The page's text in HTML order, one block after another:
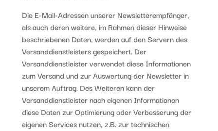
Die E-Mail-Adressen unserer Newsletterempfänger,
als auch deren weitere, im Rahmen dieser Hinweise
beschriebenen Daten, werden auf den Servern des
Versanddienstleisters gespeichert. Der
Versanddienstleister verwendet diese Informationen
zum Versand und zur Auswertung der Newsletter in
unserem Auftrag. Des Weiteren kann der
Versanddienstleister nach eigenen Informationen
diese Daten zur Optimierung oder Verbesserung der
eigenen Services nutzen, z.B. zur technischen